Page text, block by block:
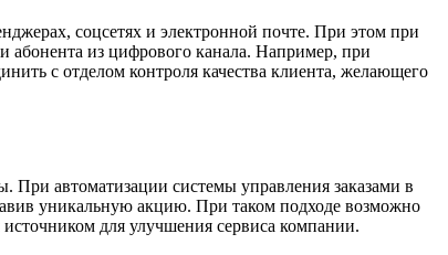
соцсетях и электронной почте. При этом при
абонента из цифрового канала. Например, при
с отделом контроля качества клиента, желающего
При автоматизации системы управления заказами в
уникальную акцию. При таком подходе возможно
для улучшения сервиса компании.